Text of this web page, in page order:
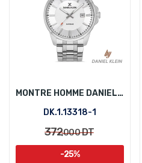
MONTRE HOMME DANIEL KLEIN DK.1.13318-1
DK.1.13318-1
372,000DT
-25%